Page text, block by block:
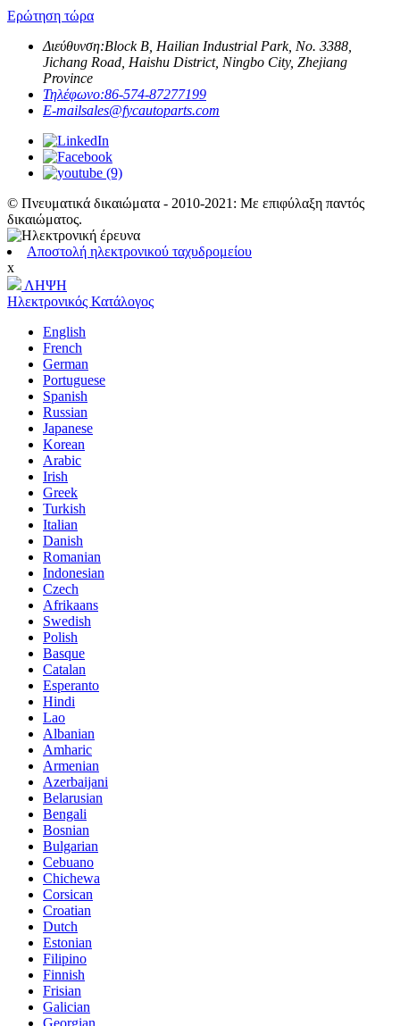
Ερώτηση τώρα
Διεύθυνση:Block B, Hailian Industrial Park, No. 3388,
Jichang Road, Haishu District, Ningbo City, Zhejiang
Province
Τηλέφωνο:86-574-87277199
E-mailsales@fycautoparts.com
© Πνευματικά δικαιώματα - 2010-2021: Με επιφύλαξη παντός
δικαιώματος.
Αποστολή ηλεκτρονικού ταχυδρομείου
x
ΛΗΨΗ
Ηλεκτρονικός Κατάλογος
English
French
German
Portuguese
Spanish
Russian
Japanese
Korean
Arabic
Irish
Greek
Turkish
Italian
Danish
Romanian
Indonesian
Czech
Afrikaans
Swedish
Polish
Basque
Catalan
Esperanto
Hindi
Lao
Albanian
Amharic
Armenian
Azerbaijani
Belarusian
Bengali
Bosnian
Bulgarian
Cebuano
Chichewa
Corsican
Croatian
Dutch
Estonian
Filipino
Finnish
Frisian
Galician